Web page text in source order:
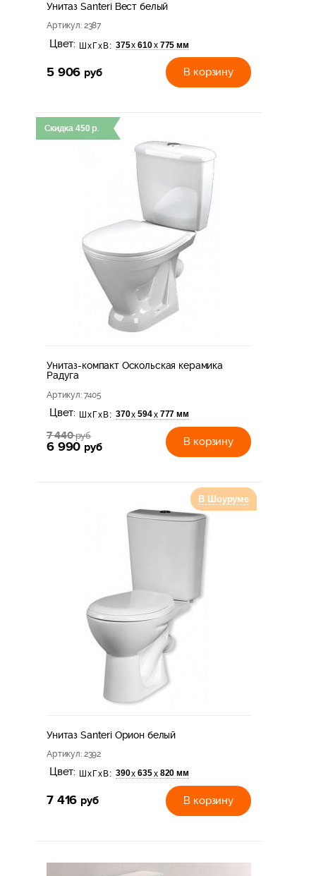
Унитаз Santeri Вест белый
Артикул: 2387
Цвет: ШхГхВ: 375х 610х 775 мм
5 906 руб В корзину
Скидка 450 р.
Унитаз-компакт Оскольская керамика
Радуга
Артикул: 7405
Цвет: ШхГхВ: 370х 594х 777 мм
7 440руб
6 990 руб В корзину
В Шоуруме
Унитаз Santeri Орион белый
Артикул: 2392
Цвет: ШхГхВ: 390х 635х 820 мм
7 416 руб В корзину